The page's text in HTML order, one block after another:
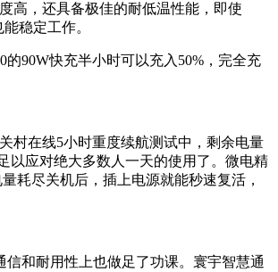
高，还具备极佳的耐低温性能，即使
稳定工作。
的90W快充半小时可以充入50%，完全充
村在线5小时重度续航测试中，剩余电量
以应对绝大多数人一天的使用了。微电精
耗尽关机后，插上电源就能秒速复活，
信和耐用性上也做足了功课。寰宇智慧通